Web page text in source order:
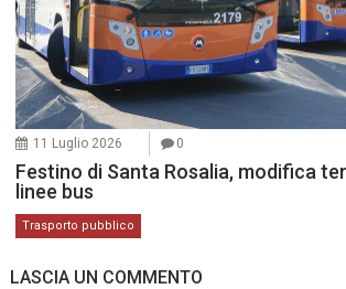
11 Luglio 2026 0
Festino di Santa Rosalia, modifica
linee bus
Trasporto pubblico
LASCIA UN COMMENTO